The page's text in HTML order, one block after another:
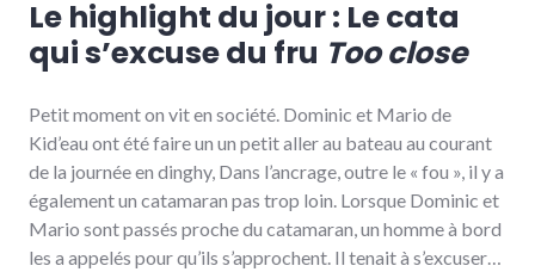
Le highlight du jour : Le cata
qui s’excuse du fru Too close
Petit moment on vit en société. Dominic et Mario de
Kid’eau ont été faire un un petit aller au bateau au courant
de la journée en dinghy, Dans l’ancrage, outre le « fou », il y a
également un catamaran pas trop loin. Lorsque Dominic et
Mario sont passés proche du catamaran, un homme à bord
les a appelés pour qu’ils s’approchent. Il tenait à s’excuser…